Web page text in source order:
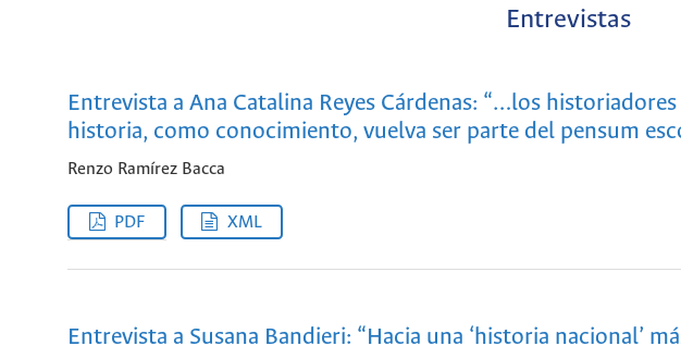
Entrevistas
Entrevista a Ana Catalina Reyes Cárdenas: “…los
historia, como conocimiento, vuelva ser parte del pensum
Renzo Ramírez Bacca
PDF XML
Entrevista a Susana Bandieri: “Hacia una ‘historia nacional’